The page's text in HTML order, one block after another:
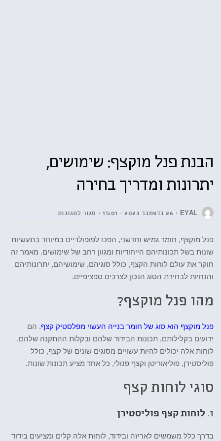
הבנת פנל מוקצף: שימושים,
יתרונות ומדריך בחירה
EYAL 26 בדצמבר 2023 15:01 סגור לתגובות
פנל מוקצף, חומר גמיש וחדשני, הפכו לפופולריים במיוחד בתעשיות
שונות בשל תכונותיהם הייחודיות ומגוון רחב של שימושים. מאמר זה
חוקר את עולם לוחות הקצף, כולל סוגיהם, שימושיהם, יתרונותיהם
והנחיות לבחירת הסוג הנכון לצרכים ספציפיים.
מהו פנל מוקצף?
פנל מוקצף הוא סוג של חומר בנייה העשוי מפלסטיק קצף. הם
ידועים בקלילותם, תכונות הבידוד שלהם ובקלות ההתקנה שלהם.
לוחות אלה יכולים להיות עשויים מסוגים שונים של קצף, כולל
פוליסטירן, פוליאוריטן וקצף פנולי, כל אחד מציע תכונות שונות.
סוגי לוחות קצף
1. לוחות קצף פוליסטירן
בדרך כלל משמשים לאריזה ובידוד, לוחות אלה קלים ומציעים בידוד